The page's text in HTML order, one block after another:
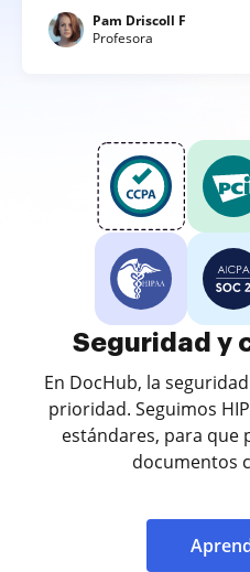
Pam Driscoll F
Profesora
Seguridad y
En DocHub, la
prioridad. Seguimos
estándares, para que
documentos